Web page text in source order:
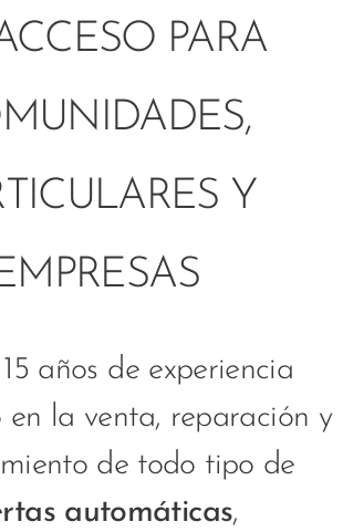
PARA
Y
años de experiencia
la venta, reparación y
de todo tipo de
automáticas,